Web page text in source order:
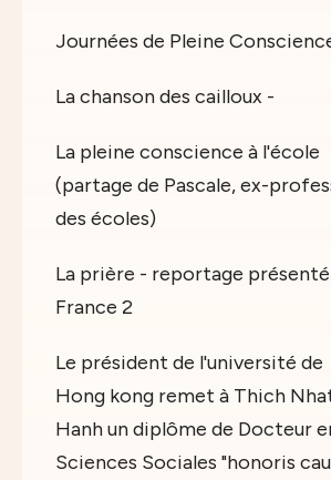
Journées de Pleine
La chanson des cailloux -
La pleine conscience à l'école
(partage de Pascale, ex-
des écoles)
La prière - reportage
France 2
Le président de l'université de
Hong kong remet à Thich
Hanh un diplôme de Docteur
Sciences Sociales "honoris